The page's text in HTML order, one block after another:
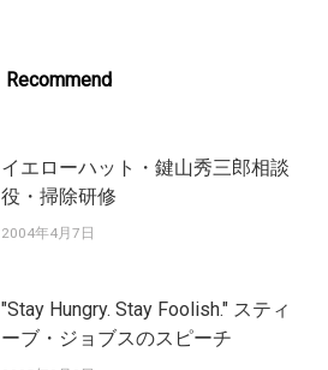
Recommend
イエローハット・鍵山秀三郎相談
役・掃除研修
2004年4月7日
"Stay Hungry. Stay Foolish." スティ
ーブ・ジョブスのスピーチ